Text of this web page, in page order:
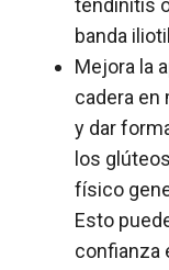
tendinitis
banda
Mejora la
cadera en
y dar
los
físico
Esto
confianza